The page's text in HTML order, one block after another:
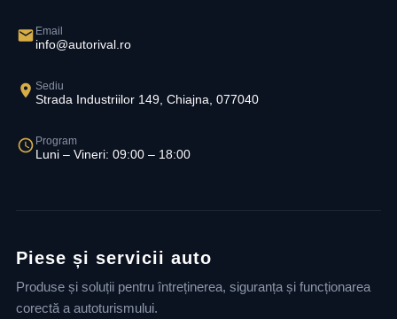
Email
info@autorival.ro
Sediu
Strada Industriilor 149, Chiajna, 077040
Program
Luni – Vineri: 09:00 – 18:00
Piese și servicii auto
Produse și soluții pentru întreținerea, siguranța și funcționarea
corectă a autoturismului.